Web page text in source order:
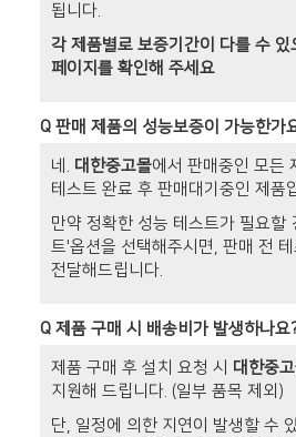
됩니다.
각 제품별로 보증기간이 다를 수 있
페이지를 확인해 주세요
Q판매 제품의 성능보증이 가능한가
네. 대한중고몰에서 판매중인 모든
테스트 완료 후 판매대기중인 제품
만약 정확한 성능 테스트가 필요할
트'옵션을 선택해주시면, 판매 전
전달해드립니다.
Q제품 구매 시 배송비가 발생하나요
제품 구매 후 설치 요청 시 대한중
지원해 드립니다. (일부 품목 제외)
단, 일정에 의한 지연이 발생할 수